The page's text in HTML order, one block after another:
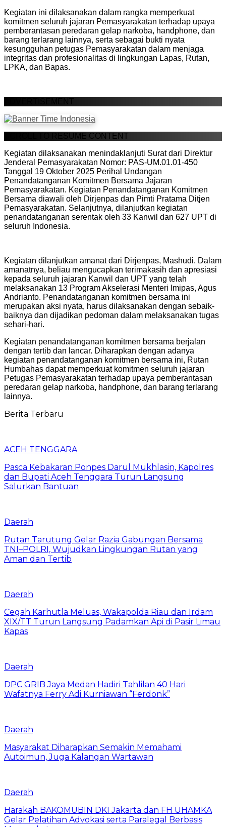
Kegiatan ini dilaksanakan dalam rangka memperkuat
komitmen seluruh jajaran Pemasyarakatan terhadap upaya
pemberantasan peredaran gelap narkoba, handphone, dan
barang terlarang lainnya, serta sebagai bukti nyata
kesungguhan petugas Pemasyarakatan dalam menjaga
integritas dan profesionalitas di lingkungan Lapas, Rutan,
LPKA, dan Bapas.
ADVERTISEMENT
SCROLL TO RESUME CONTENT
Kegiatan dilaksanakan menindaklanjuti Surat dari Direktur
Jenderal Pemasyarakatan Nomor: PAS-UM.01.01-450
Tanggal 19 Oktober 2025 Perihal Undangan
Penandatanganan Komitmen Bersama Jajaran
Pemasyarakatan. Kegiatan Penandatanganan Komitmen
Bersama diawali oleh Dirjenpas dan Pimti Pratama Ditjen
Pemasyarakatan. Selanjutnya, dilanjutkan kegiatan
penandatanganan serentak oleh 33 Kanwil dan 627 UPT di
seluruh Indonesia.
Kegiatan dilanjutkan amanat dari Dirjenpas, Mashudi. Dalam
amanatnya, beliau mengucapkan terimakasih dan apresiasi
kepada seluruh jajaran Kanwil dan UPT yang telah
melaksanakan 13 Program Akselerasi Menteri Imipas, Agus
Andrianto. Penandatanganan komitmen bersama ini
merupakan aksi nyata, harus dilaksanakan dengan sebaik-
baiknya dan dijadikan pedoman dalam melaksanakan tugas
sehari-hari.
Kegiatan penandatanganan komitmen bersama berjalan
dengan tertib dan lancar. Diharapkan dengan adanya
kegiatan penandatanganan komitmen bersama ini, Rutan
Humbahas dapat memperkuat komitmen seluruh jajaran
Petugas Pemasyarakatan terhadap upaya pemberantasan
peredaran gelap narkoba, handphone, dan barang terlarang
lainnya.
Berita Terbaru
ACEH TENGGARA
Pasca Kebakaran Ponpes Darul Mukhlasin, Kapolres
dan Bupati Aceh Tenggara Turun Langsung
Salurkan Bantuan
Daerah
Rutan Tarutung Gelar Razia Gabungan Bersama
TNI–POLRI, Wujudkan Lingkungan Rutan yang
Aman dan Tertib
Daerah
Cegah Karhutla Meluas, Wakapolda Riau dan Irdam
XIX/TT Turun Langsung Padamkan Api di Pasir Limau
Kapas
Daerah
DPC GRIB Jaya Medan Hadiri Tahlilan 40 Hari
Wafatnya Ferry Adi Kurniawan “Ferdonk”
Daerah
Masyarakat Diharapkan Semakin Memahami
Autoimun, Juga Kalangan Wartawan
Daerah
Harakah BAKOMUBIN DKI Jakarta dan FH UHAMKA
Gelar Pelatihan Advokasi serta Paralegal Berbasis